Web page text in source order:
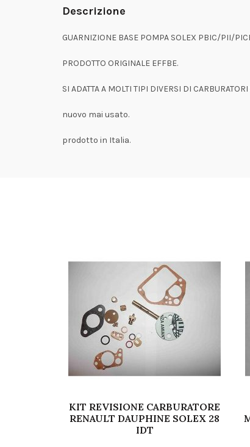
Descrizione
GUARNIZIONE BASE POMPA SOLEX PBIC/PII/
PRODOTTO ORIGINALE EFFBE.
SI ADATTA A MOLTI TIPI DIVERSI DI CARBURATORI
nuovo mai usato.
prodotto in Italia.
KIT REVISIONE CARBURATORE
RENAULT DAUPHINE SOLEX 28
IDT